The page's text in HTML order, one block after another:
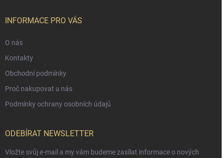
INFORMACE PRO VÁS
O nás
Kontakty
Obchodní podmínky
Proč nakupovat u nás
Podmínky ochrany osobních údajů
ODEBÍRAT NEWSLETTER
Vložte svůj e-mail a my vám budeme zasílat informace o nových